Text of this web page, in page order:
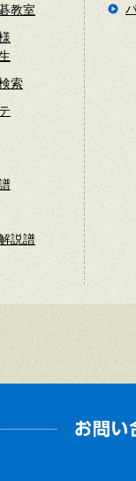
教室
索
説譜